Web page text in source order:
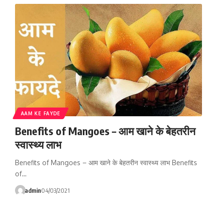
AAM KE FAYDE
Benefits of Mangoes – आम खाने के बेहतरीन
स्वास्थ्य लाभ
Benefits of Mangoes – आम खाने के बेहतरीन स्वास्थ्य लाभ Benefits
of…
admin04/03/2021